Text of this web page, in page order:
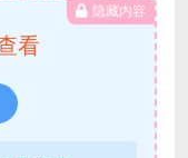
隐藏内容
看